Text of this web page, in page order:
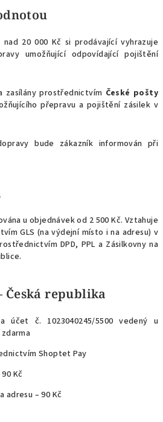
20 000 Kč si prodávající vyhrazuje
umožňující odpovídající pojištění
zasílány prostřednictvím České pošty
přepravu a pojištění zásilek v
bude zákazník informován při
u objednávek od 2 500 Kč. Vztahuje
GLS (na výdejní místo i na adresu) v
DPD, PPL a Zásilkovny na
Česká republika
účet č. 1023040245/5500 vedený u
Shoptet Pay
Kč
adresu – 90 Kč